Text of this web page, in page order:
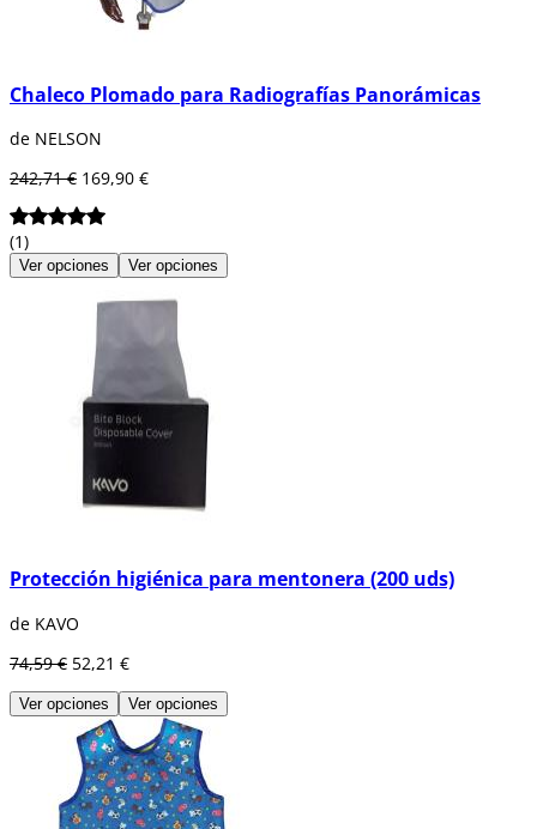
Chaleco Plomado para Radiografías Panorámicas
de NELSON
242,71 € 169,90 €
(1)
Ver opciones Ver opciones
Protección higiénica para mentonera (200 uds)
de KAVO
74,59 € 52,21 €
Ver opciones Ver opciones